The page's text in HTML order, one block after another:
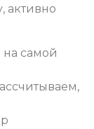
активно
на самой